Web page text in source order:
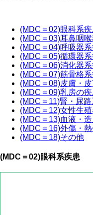
(MDC＝02)眼科系疾
(MDC＝03)耳鼻咽
(MDC＝04)呼吸器系
(MDC＝05)循環器系
(MDC＝06)消化器
(MDC＝07)筋骨格系
(MDC＝08)皮膚・
(MDC＝09)乳房の疾
(MDC＝11)腎・尿
(MDC＝12)女性生
(MDC＝13)血液・
(MDC＝16)外傷・
(MDC＝18)その他
(MDC＝02)眼科系疾患